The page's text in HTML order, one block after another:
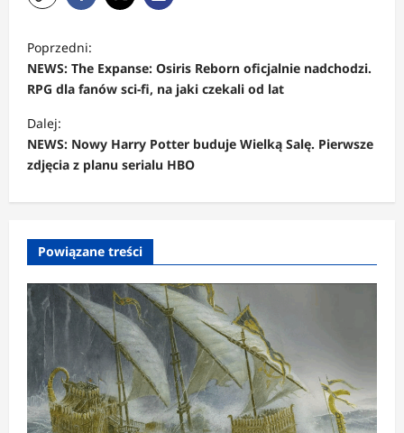
o
b
a
c
z
w
i
s
y
Poprzedni:
NEWS: The Expanse: Osiris Reborn oficjalnie nadchodzi.
RPG dla fanów sci-fi, na jaki czekali od lat
Dalej:
NEWS: Nowy Harry Potter buduje Wielką Salę. Pierwsze
zdjęcia z planu serialu HBO
Powiązane treści